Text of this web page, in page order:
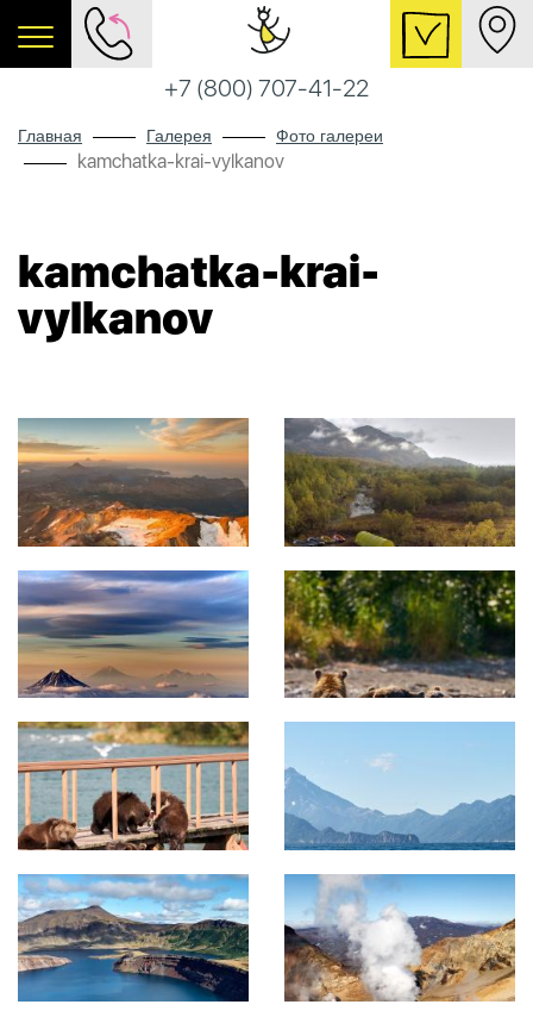
+7 (800) 707-41-22
Главная Галерея Фото галереи
kamchatka-krai-vylkanov
kamchatka-krai-
vylkanov